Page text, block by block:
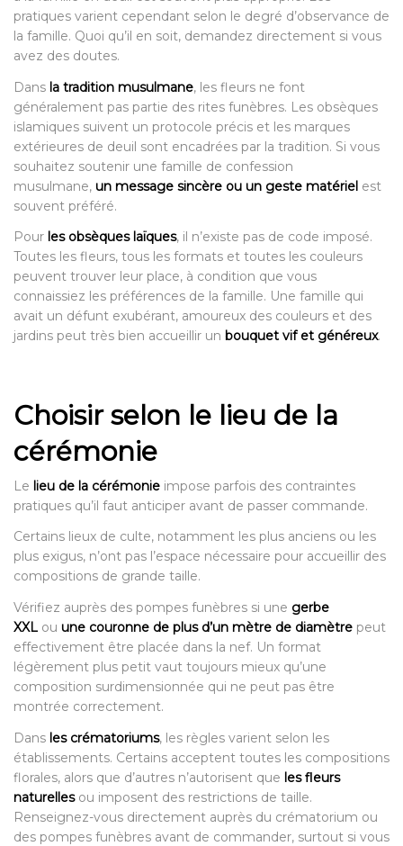
pratiques varient cependant selon le degré d’observance de
la famille. Quoi qu’il en soit, demandez directement si vous
avez des doutes.
Dans la tradition musulmane, les fleurs ne font
généralement pas partie des rites funèbres. Les obsèques
islamiques suivent un protocole précis et les marques
extérieures de deuil sont encadrées par la tradition. Si vous
souhaitez soutenir une famille de confession
musulmane, un message sincère ou un geste matériel est
souvent préféré.
Pour les obsèques laïques, il n’existe pas de code imposé.
Toutes les fleurs, tous les formats et toutes les couleurs
peuvent trouver leur place, à condition que vous
connaissiez les préférences de la famille. Une famille qui
avait un défunt exubérant, amoureux des couleurs et des
jardins peut très bien accueillir un bouquet vif et généreux.
Choisir selon le lieu de la
cérémonie
Le lieu de la cérémonie impose parfois des contraintes
pratiques qu’il faut anticiper avant de passer commande.
Certains lieux de culte, notamment les plus anciens ou les
plus exigus, n’ont pas l’espace nécessaire pour accueillir des
compositions de grande taille.
Vérifiez auprès des pompes funèbres si une gerbe
XXL ou une couronne de plus d’un mètre de diamètre peut
effectivement être placée dans la nef. Un format
légèrement plus petit vaut toujours mieux qu’une
composition surdimensionnée qui ne peut pas être
montrée correctement.
Dans les crématoriums, les règles varient selon les
établissements. Certains acceptent toutes les compositions
florales, alors que d’autres n’autorisent que les fleurs
naturellesou imposent des restrictions de taille.
Renseignez-vous directement auprès du crématorium ou
des pompes funèbres avant de commander, surtout si vous